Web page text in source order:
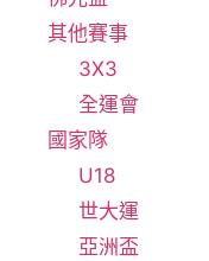
其他賽事
3X3
全運會
國家隊
U18
世大運
亞洲盃